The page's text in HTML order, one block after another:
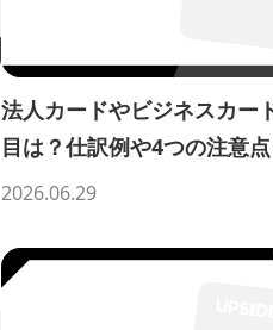
法人カードやビジネスカー
目は？仕訳例や4つの注意
2026.06.29